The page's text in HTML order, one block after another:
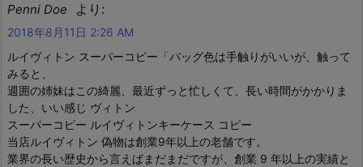
Penni Doe より:
2018年8月11日 2:26 AM
ルイヴィトン スーパーコピー「バッグ色は手触りがいいが、触って
みると、
週囲の姉妹はこの綺麗、最近ずっと忙しくて、長い時間がかかりま
した、いい感じ ヴィトン
スーパーコピー ルイヴィトンキーケース コピー
当店ルイヴィトン 偽物は創業9年以上の老舗です。
業界の長い歴史から言えばまだまだですが、創業 9 年以上の実績と